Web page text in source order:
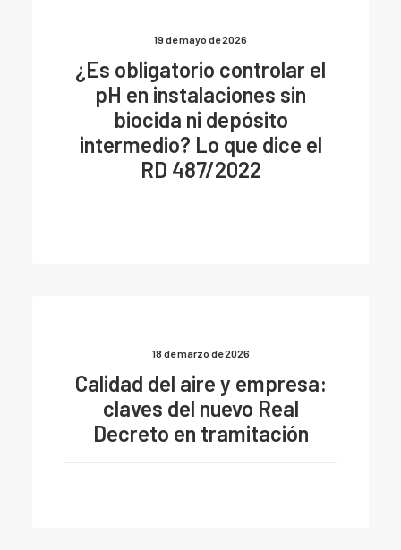
19 de mayo de 2026
¿Es obligatorio controlar el
pH en instalaciones sin
biocida ni depósito
intermedio? Lo que dice el
RD 487/2022
18 de marzo de 2026
Calidad del aire y empresa:
claves del nuevo Real
Decreto en tramitación